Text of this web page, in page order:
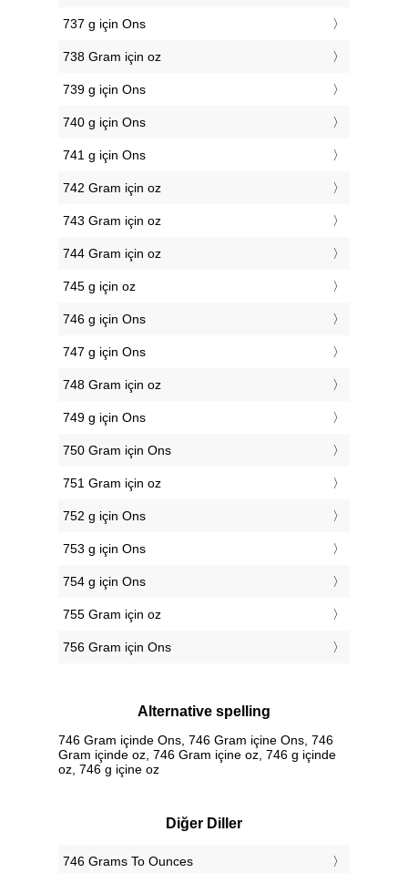
737 g için Ons
738 Gram için oz
739 g için Ons
740 g için Ons
741 g için Ons
742 Gram için oz
743 Gram için oz
744 Gram için oz
745 g için oz
746 g için Ons
747 g için Ons
748 Gram için oz
749 g için Ons
750 Gram için Ons
751 Gram için oz
752 g için Ons
753 g için Ons
754 g için Ons
755 Gram için oz
756 Gram için Ons
Alternative spelling
746 Gram içinde Ons, 746 Gram içine Ons, 746
Gram içinde oz, 746 Gram içine oz, 746 g içinde
oz, 746 g içine oz
Diğer Diller
‎746 Grams To Ounces